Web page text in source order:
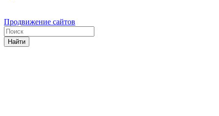
Продвижение сайтов
Найти